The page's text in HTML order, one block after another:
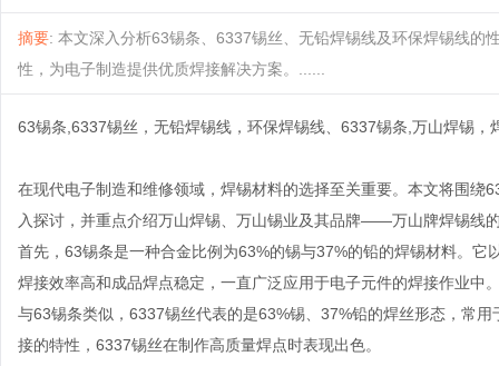
摘要: 本文深入分析63锡条、6337锡丝、无铅焊锡线及环保焊锡线的
性，为电子制造提供优质焊接解决方案。......
63锡条,6337锡丝，无铅焊锡线，环保焊锡线、6337锡条,万山焊锡
在现代电子制造和维修领域，焊锡材料的选择至关重要。本文将围
入探讨，并重点介绍万山焊锡、万山锡业及其品牌——万山牌焊锡线
首先，63锡条是一种合金比例为63%的锡与37%的铅的焊锡材料。
焊接效率高和成品焊点稳定，一直广泛应用于电子元件的焊接作业中
与63锡条类似，6337锡丝代表的是63%锡、37%铅的焊丝形态，常
接的特性，6337锡丝在制作高质量焊点时表现出色。